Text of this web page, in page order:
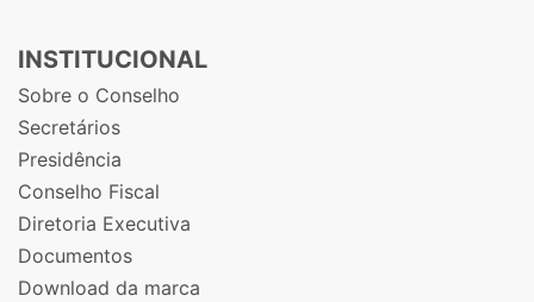
INSTITUCIONAL
Sobre o Conselho
Secretários
Presidência
Conselho Fiscal
Diretoria Executiva
Documentos
Download da marca